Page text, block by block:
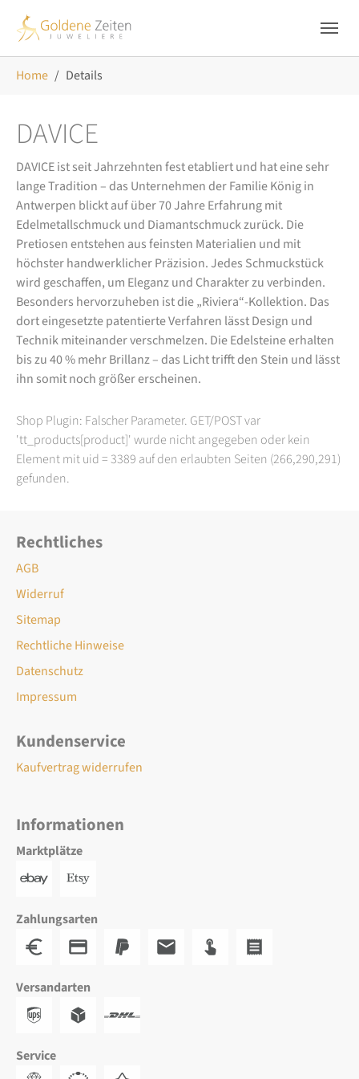
Home Details
DAVICE
DAVICE ist seit Jahrzehnten fest etabliert und hat eine sehr
lange Tradition – das Unternehmen der Familie König in
Antwerpen blickt auf über 70 Jahre Erfahrung mit
Edelmetallschmuck und Diamantschmuck zurück. Die
Pretiosen entstehen aus feinsten Materialien und mit
höchster handwerklicher Präzision. Jedes Schmuckstück
wird geschaffen, um Eleganz und Charakter zu verbinden.
Besonders hervorzuheben ist die „Riviera“-Kollektion. Das
dort eingesetzte patentierte Verfahren lässt Design und
Technik miteinander verschmelzen. Die Edelsteine erhalten
bis zu 40 % mehr Brillanz – das Licht trifft den Stein und lässt
ihn somit noch größer erscheinen.
Shop Plugin: Falscher Parameter. GET/POST var
'tt_products[product]' wurde nicht angegeben oder kein
Element mit uid = 3389 auf den erlaubten Seiten (266,290,291)
gefunden.
Rechtliches
AGB
Widerruf
Sitemap
Rechtliche Hinweise
Datenschutz
Impressum
Kundenservice
Kaufvertrag widerrufen
Informationen
Marktplätze
Zahlungsarten
Versandarten
Service